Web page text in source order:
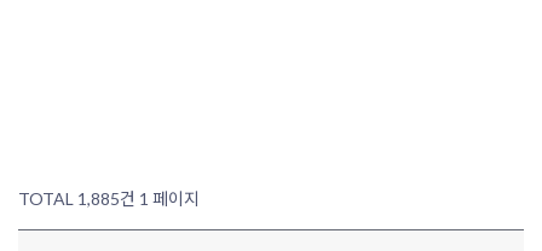
TOTAL 1,885건 1 페이지